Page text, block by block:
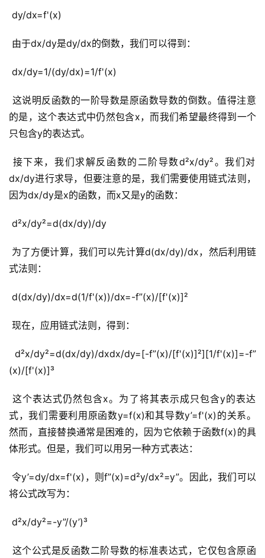
dy/dx=f'(x)
由于dx/dy是dy/dx的倒数，我们可以得到：
dx/dy=1/(dy/dx)=1/f'(x)
的是，这个表达式中仍然包含x，而我们希望最终得到一个
只包含y的表达式。
dx/dy进行求导，但要注意的是，我们需要使用链式法则，
因为dx/dy是x的函数，而x又是y的函数：
d²x/dy²=d(dx/dy)/dy
式法则：
d(dx/dy)/dx=d(1/f'(x))/dx=-f”(x)/[f'(x)]²
现在，应用链式法则，得到：
(x)/[f'(x)]³
这个表达式仍然包含x。为了将其表示成只包含y的表达
式，我们需要利用原函数y=f(x)和其导数y’=f'(x)的关系。
然而，直接替换通常是困难的，因为它依赖于函数f(x)的具
体形式。但是，我们可以用另一种方式表达：
令y’=dy/dx=f'(x)，则f”(x)=d²y/dx²=y”。因此，我们可以
将公式改写为：
d²x/dy²=-y”/(y’)³